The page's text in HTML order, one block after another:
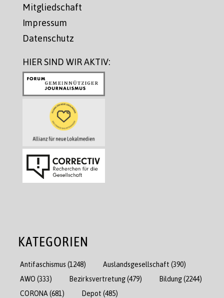
Mitgliedschaft
Impressum
Datenschutz
HIER SIND WIR AKTIV:
KATEGORIEN
Antifaschismus (1248) Auslandsgesellschaft (390)
AWO (333) Bezirksvertretung(479) Bildung(2244)
CORONA (681) Depot (485)